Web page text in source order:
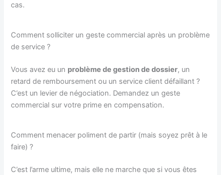
cas.
Comment solliciter un geste commercial après un problème
de service ?
Vous avez eu un problème de gestion de dossier, un
retard de remboursement ou un service client défaillant ?
C’est un levier de négociation. Demandez un geste
commercial sur votre prime en compensation.
Comment menacer poliment de partir (mais soyez prêt à le
faire) ?
C’est l’arme ultime, mais elle ne marche que si vous êtes